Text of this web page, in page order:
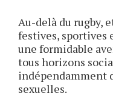
Au-delà du rugby,
festives, sportives
une formidable
tous horizons
indépendamment
sexuelles.